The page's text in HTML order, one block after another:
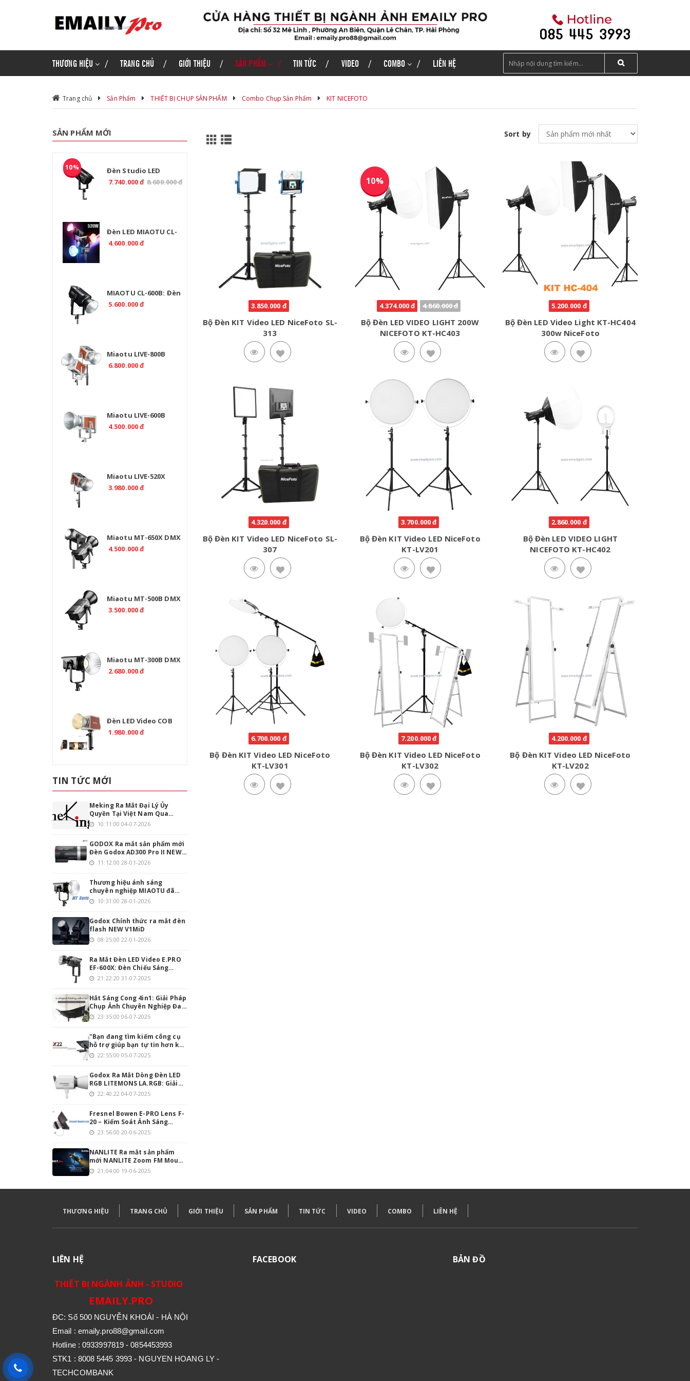
THƯƠNG HIỆU TRANG CHỦ GIỚI THIỆU SẢN PHẨM TIN TỨC VIDEO COMBO LIÊN HỆ
Trang chủ Sản Phẩm THIẾT BỊ CHỤP SẢN PHẨM Combo Chụp Sản Phẩm KIT NICEFOTO
SẢN PHẨM MỚI
10%
Đèn Studio LED
MIAOTU CL-800B 800W
7.740.000 đ 8.600.000 đ
Đèn LED MIAOTU CL-
500R RGB 520W Chính
4.600.000 đ
MIAOTU CL-600B: Đèn
Studio LED 2700K-
5.600.000 đ
Miaotu LIVE-800B
Professional 800W Bi
6.800.000 đ
Miaotu LIVE-600B
Professional 600W Bi
4.500.000 đ
Miaotu LIVE-520X
Professional 520W Bi
3.980.000 đ
Miaotu MT-650X DMX
Professional 650W –
4.500.000 đ
Miaotu MT-500B DMX
Professional 500W Bi
3.500.000 đ
Miaotu MT-300B DMX
Professional 300W Bi
2.680.000 đ
Đèn LED Video COB
TOLIFO PL-200B Bi-
1.980.000 đ
TIN TỨC MỚI
Meking Ra Mắt Đại Lý Ủy
Quyền Tại Việt Nam Qua
Emaily.pro
10:11:00 04-07-2026
GODOX Ra mắt sản phẩm mới
Đèn Godox AD300 Pro II NEW
phiên bản nâng cấp
11:12:00 28-01-2026
Thương hiệu ánh sáng
chuyên nghiệp MIAOTU đã
chính thức đặt chân vào thị
10:31:00 28-01-2026
Godox Chính thức ra mắt đèn
flash NEW V1MiD
08:25:00 22-01-2026
Ra Mắt Đèn LED Video E.PRO
EF-600X: Đèn Chiếu Sáng
Mạnh Mẽ Cho Người Đam Mê
21:22:20 31-07-2025
Hắt Sáng Cong 4in1: Giải Pháp
Chụp Ảnh Chuyên Nghiệp Đa
Năng23:35:00 06-07-2025
"Bạn đang tìm kiếm công cụ
hỗ trợ giúp bạn tự tin hơn khi
thuyết trình hoặc quay
Professionnel 22 Inch chính
là giải pháp hoàn hảo cho
bạn!
22:55:00 05-07-2025
Godox Ra Mắt Dòng Đèn LED
RGB LITEMONS LA.RGB: Giải
Pháp Chiếu Sáng Toàn Diện
22:40:22 04-07-2025
Fresnel Bowen E-PRO Lens F-
20 – Kiểm Soát Ánh Sáng
Chính Xác, Tối Ưu Hóa Quay
23:56:00 20-06-2025
NANLITE Ra mắt sản phẩm
mới NANLITE Zoom FM Mount
Projection 18°-36°
21:04:00 19-06-2025
Sort by
3.850.000 đ
Bộ Đèn KIT Video LED NiceFoto SL-
313
10%
4.374.000 đ 4.860.000 đ
Bộ Đèn LED VIDEO LIGHT 200W
NICEFOTO KT-HC403
5.200.000 đ
Bộ Đèn LED Video Light KT-HC404
300w NiceFoto
4.320.000 đ
Bộ Đèn KIT Video LED NiceFoto SL-
307
3.700.000 đ
Bộ Đèn KIT Video LED NiceFoto
KT-LV201
2.860.000 đ
Bộ Đèn LED VIDEO LIGHT
NICEFOTO KT-HC402
6.700.000 đ
Bộ Đèn KIT Video LED NiceFoto
KT-LV301
7.200.000 đ
Bộ Đèn KIT Video LED NiceFoto
KT-LV302
4.200.000 đ
Bộ Đèn KIT Video LED NiceFoto
KT-LV202
THƯƠNG HIỆU TRANG CHỦ GIỚI THIỆU SẢN PHẨM TIN TỨC VIDEO COMBO LIÊN HỆ
LIÊN HỆ
THIẾT BỊ NGÀNH ẢNH - STUDIO
EMAILY.PRO
ĐC: Số 500 NGUYỄN KHOÁI - HÀ NỘI
Email : emaily.pro88@gmail.com
Hotline : 0933997819 - 0854453993
STK1 : 8008 5445 3993 - NGUYEN HOANG LY -
TECHCOMBANK
FACEBOOK BẢN ĐỒ